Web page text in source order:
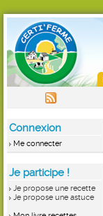
Connexion
Me connecter
Je participe !
Je propose une recette
Je propose une astuce